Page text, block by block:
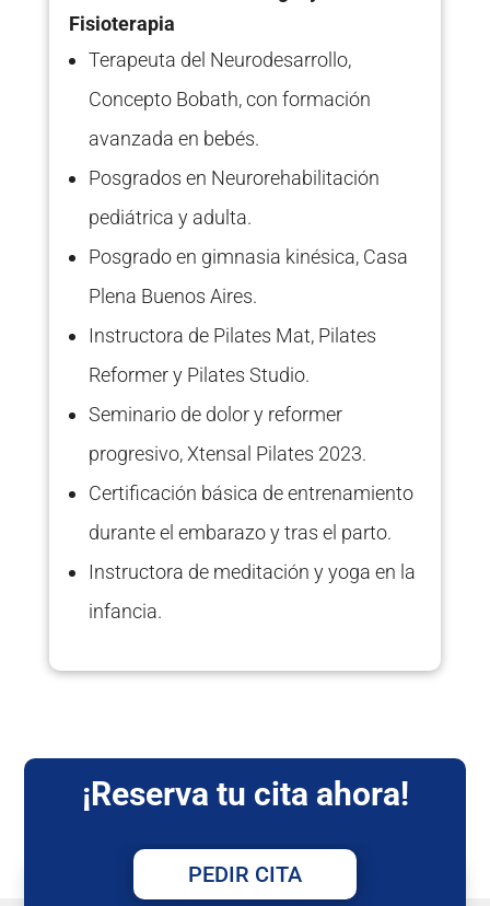
Fisioterapia
Terapeuta del Neurodesarrollo,
Concepto Bobath, con formación
avanzada en bebés.
Posgrados en Neurorehabilitación
pediátrica y adulta.
Posgrado en gimnasia kinésica, Casa
Plena Buenos Aires.
Instructora de Pilates Mat, Pilates
Reformer y Pilates Studio.
Seminario de dolor y reformer
progresivo, Xtensal Pilates 2023.
Certificación básica de entrenamiento
durante el embarazo y tras el parto.
Instructora de meditación y yoga en la
infancia.
¡Reserva tu cita ahora!
PEDIR CITA